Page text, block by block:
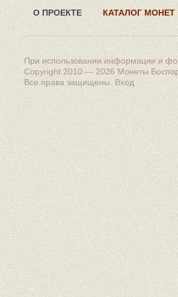
О ПРОЕКТЕ КАТАЛОГ МОНЕТ
При использовании информации и
Copyright 2010 — 2026 Монеты
Все права защищены. Вход